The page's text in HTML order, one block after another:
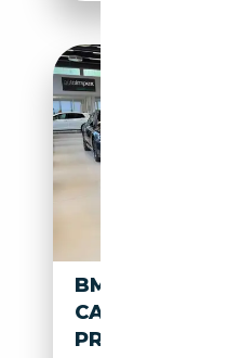
BMW X3
CAM/
PROPR.